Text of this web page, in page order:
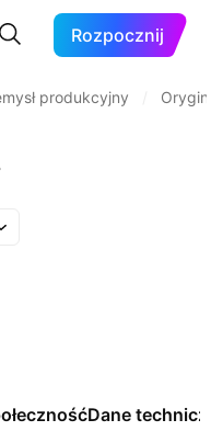
Rozpocznij
produkcyjny
Dane